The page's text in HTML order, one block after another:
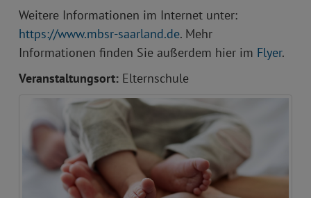
Weitere Informationen im Internet unter:
https://www.mbsr-saarland.de. Mehr
Informationen finden Sie außerdem hier im Flyer.
Veranstaltungsort: Elternschule